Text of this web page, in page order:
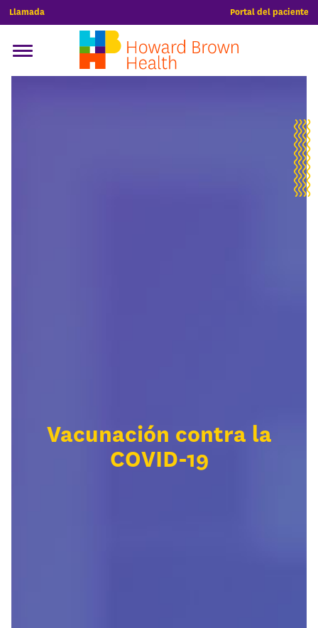
Llamada Portal del paciente
Vacunación contra la
COVID-19